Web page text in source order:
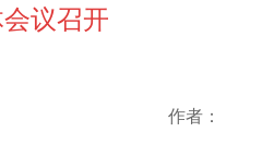
议召开
作者：